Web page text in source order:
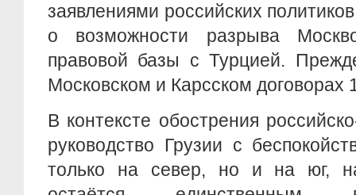
заявлениями российских
о возможности разрыва
правовой базы с Турцией.
Московском и Карсском договорах
В контексте обострения
руководство Грузии с
только на север, но и на юг,